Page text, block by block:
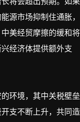
源市场抑制住通胀，
美经贸摩擦的缓和将
经济体提供额外支
环境，其中关税壁垒
支不断上升，共同造